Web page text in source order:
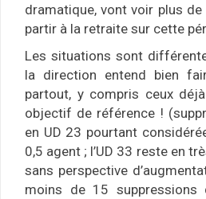
dramatique, vont voir plus
partir à la retraite sur cette
Les situations sont
la direction entend bien
partout, y compris ceux
objectif de référence !
en UD 23 pourtant
0,5 agent ; l’UD 33 reste en
sans perspective
moins de 15